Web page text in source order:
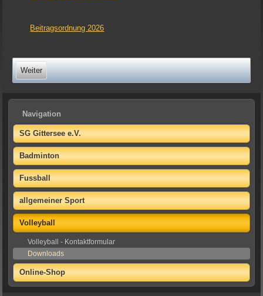
Beitragsordnung 2026
Weiter
Navigation
SG Gittersee e.V.
Badminton
Fussball
allgemeiner Sport
Volleyball
Volleyball - Kontaktformular
Downloads
Online-Shop